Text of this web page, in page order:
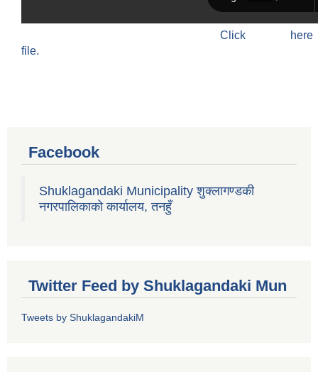
Click
file.
Facebook
Shuklagandaki Municipality शुक्लागण्डकी
नगरपालिकाको कार्यालय, तनहुँ
Twitter Feed by Shuklagandaki Mun
Tweets by ShuklagandakiM